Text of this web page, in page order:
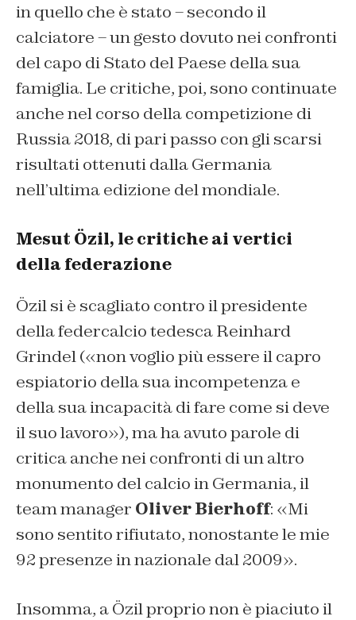
in quello che è stato – secondo il
calciatore – un gesto dovuto nei confronti
del capo di Stato del Paese della sua
famiglia. Le critiche, poi, sono continuate
anche nel corso della competizione di
Russia 2018, di pari passo con gli scarsi
risultati ottenuti dalla Germania
nell’ultima edizione del mondiale.
Mesut Özil, le critiche ai vertici
della federazione
Özil si è scagliato contro il presidente
della federcalcio tedesca Reinhard
Grindel («non voglio più essere il capro
espiatorio della sua incompetenza e
della sua incapacità di fare come si deve
il suo lavoro»), ma ha avuto parole di
critica anche nei confronti di un altro
monumento del calcio in Germania, il
team manager Oliver Bierhoff: «Mi
sono sentito rifiutato, nonostante le mie
92 presenze in nazionale dal 2009».
Insomma, a Özil proprio non è piaciuto il